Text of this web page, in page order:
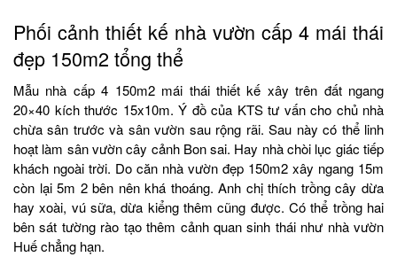
Phối cảnh thiết kế nhà vườn cấp 4 mái thái
đẹp 150m2 tổng thể
Mẫu nhà cấp 4 150m2 mái thái thiết kế xây trên đất ngang
20×40 kích thước 15x10m. Ý đồ của KTS tư vấn cho chủ nhà
chừa sân trước và sân vườn sau rộng rãi. Sau này có thể linh
hoạt làm sân vườn cây cảnh Bon sai. Hay nhà chòi lục giác tiếp
khách ngoài trời. Do căn nhà vườn đẹp 150m2 xây ngang 15m
còn lại 5m 2 bên nên khá thoáng. Anh chị thích trồng cây dừa
hay xoài, vú sữa, dừa kiểng thêm cũng được. Có thể trồng hai
bên sát tường rào tạo thêm cảnh quan sinh thái như nhà vườn
Huế chẳng hạn.